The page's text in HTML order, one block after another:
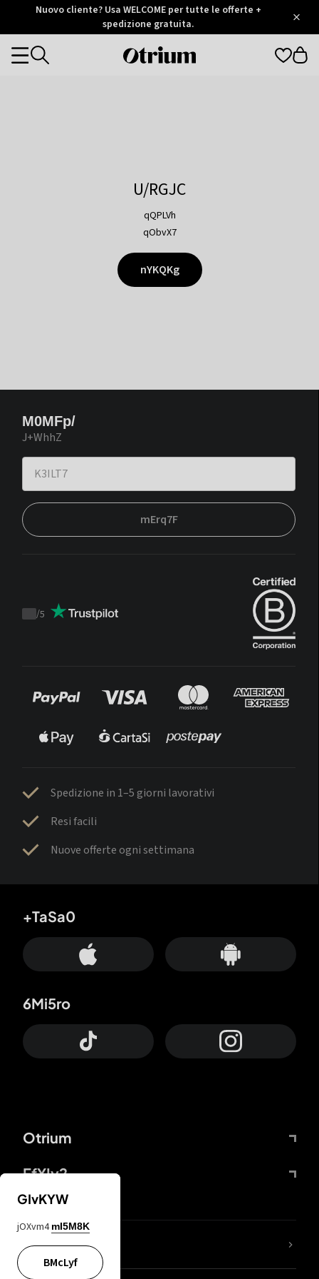
Otrium
Trustpilot
Nuovo cliente? Usa WELCOME per tutte le offerte +
spedizione gratuita.
Otrium
Categories
U/RGJC
qQPLVh
qObvX7
nYKQKg
M0MFp/
J+WhhZ
mErq7F
Trustpilot
/5
Spedizione in 1–5 giorni lavorativi
Resi facili
Nuove offerte ogni settimana
Otrium
FfYIy2
+TaSa0
6Mi5ro
Lj7sBL
GIvKYW
jOXvm4 mI5M8K
BMcLyf